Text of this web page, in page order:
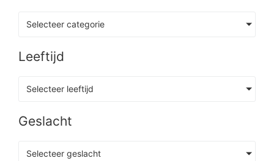
Selecteer categorie
Leeftijd
Selecteer leeftijd
Geslacht
Selecteer geslacht